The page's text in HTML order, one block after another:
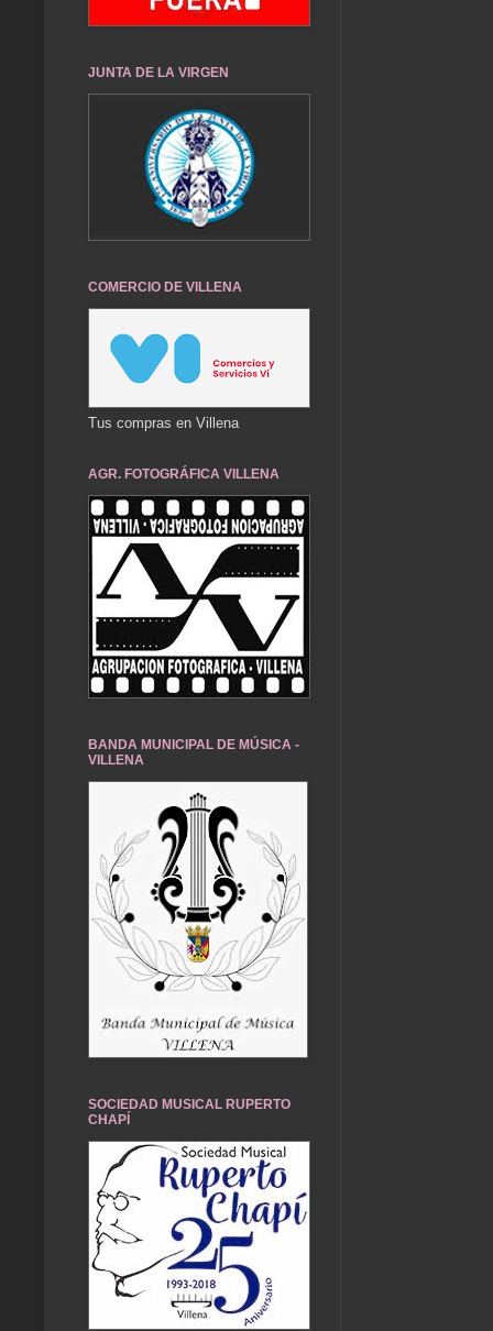
JUNTA DE LA VIRGEN
COMERCIO DE VILLENA
Tus compras en Villena
AGR. FOTOGRÁFICA VILLENA
BANDA MUNICIPAL DE MÚSICA -
VILLENA
SOCIEDAD MUSICAL RUPERTO
CHAPÍ